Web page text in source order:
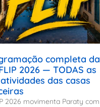
completa da
2026 — TODAS as
das casas
2026 movimenta Paraty com